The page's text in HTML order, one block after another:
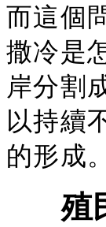
而這個
撒冷是
岸分割
以持續
的形成。
殖